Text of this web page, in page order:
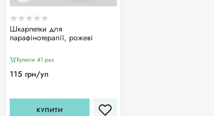
Шкарпетки для
парафінотерапії, рожеві
Купили 41 раз
115 грн/уп
КУПИТИ